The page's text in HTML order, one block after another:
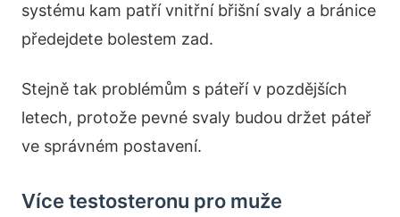
systému kam patří vnitřní břišní svaly a bránice
předejdete bolestem zad.
Stejně tak problémům s páteří v pozdějších
letech, protože pevné svaly budou držet páteř
ve správném postavení.
Více testosteronu pro muže